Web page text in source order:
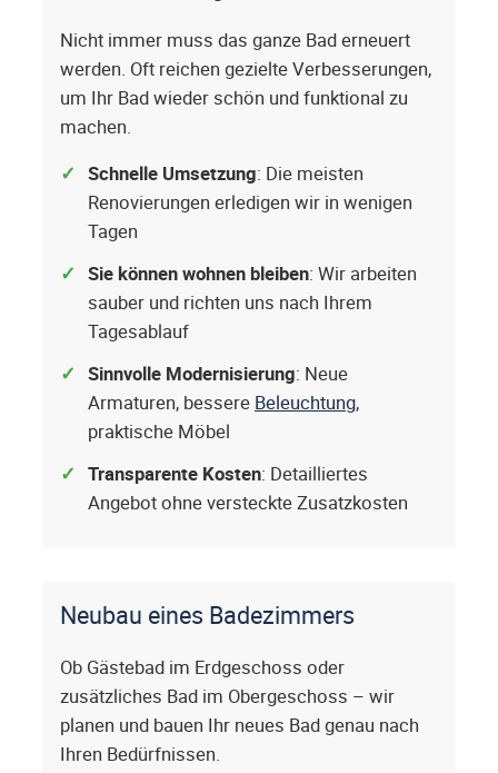
Nicht immer muss das ganze Bad erneuert
werden. Oft reichen gezielte Verbesserungen,
um Ihr Bad wieder schön und funktional zu
machen.
Schnelle Umsetzung: Die meisten
Renovierungen erledigen wir in wenigen
Tagen
Sie können wohnen bleiben: Wir arbeiten
sauber und richten uns nach Ihrem
Tagesablauf
Sinnvolle Modernisierung: Neue
Armaturen, bessere Beleuchtung,
praktische Möbel
Transparente Kosten: Detailliertes
Angebot ohne versteckte Zusatzkosten
Neubau eines Badezimmers
Ob Gästebad im Erdgeschoss oder
zusätzliches Bad im Obergeschoss – wir
planen und bauen Ihr neues Bad genau nach
Ihren Bedürfnissen.